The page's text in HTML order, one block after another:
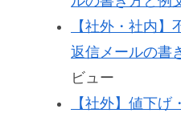
【社外・社内
返信メールの書
ビュー
【社外】値下げ